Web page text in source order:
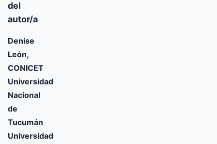
del
autor/a
Denise
León,
CONICET
Universidad
Nacional
de
Tucumán
Universidad